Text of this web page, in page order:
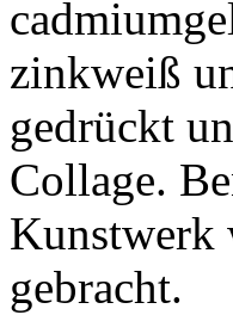
zinkweiß
gedrückt
Collage.
Kunstwerk
gebracht.